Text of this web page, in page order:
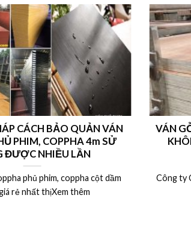
CÁCH BẢO QUẢN VÁN
PHIM, COPPHA 4m SỬ
ĐƯỢC NHIỀU LẦN
phủ phim, coppha cột dầm
rẻ nhất thịXem thêm
VÁN
Công ty